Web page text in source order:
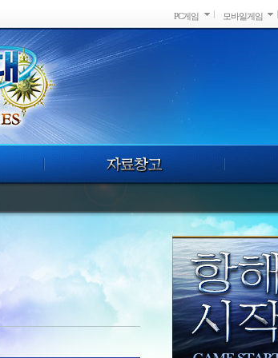
PC게임 모바일게임